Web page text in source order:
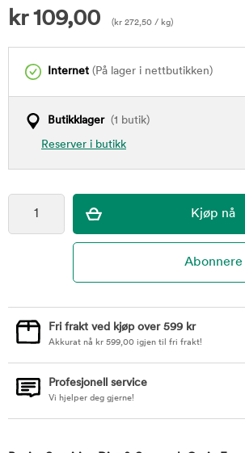
kr109,00 ( kr 272,50 / kg)
Internet (På lager i nettbutikken)
Butikklager(1 butik)
Reserver i butikk
Fri frakt ved kjøp over 599 kr
Akkurat nå kr 599,00 igjen til fri frakt!
Profesjonell service
Vi hjelper deg gjerne!